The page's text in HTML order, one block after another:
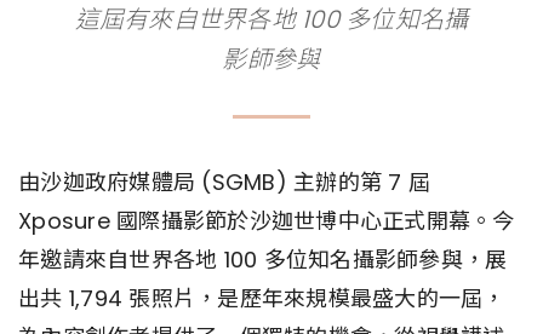
這屆有來自世界各地 100 多位知名攝
影師參與
由沙迦政府媒體局 (SGMB) 主辦的第 7 屆
Xposure 國際攝影節於沙迦世博中心正式開幕。今
年邀請來自世界各地 100 多位知名攝影師參與，展
出共 1,794 張照片，是歷年來規模最盛大的一屆，